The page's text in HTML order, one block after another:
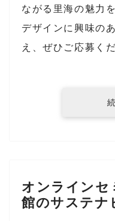
ながる里海の魅力
デザインに興味の
え、ぜひご応募く
オンラインセ
館のサステナ